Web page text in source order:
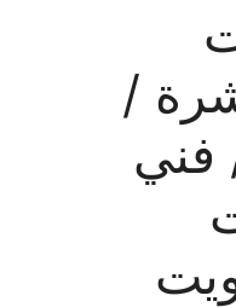
/
/ فني